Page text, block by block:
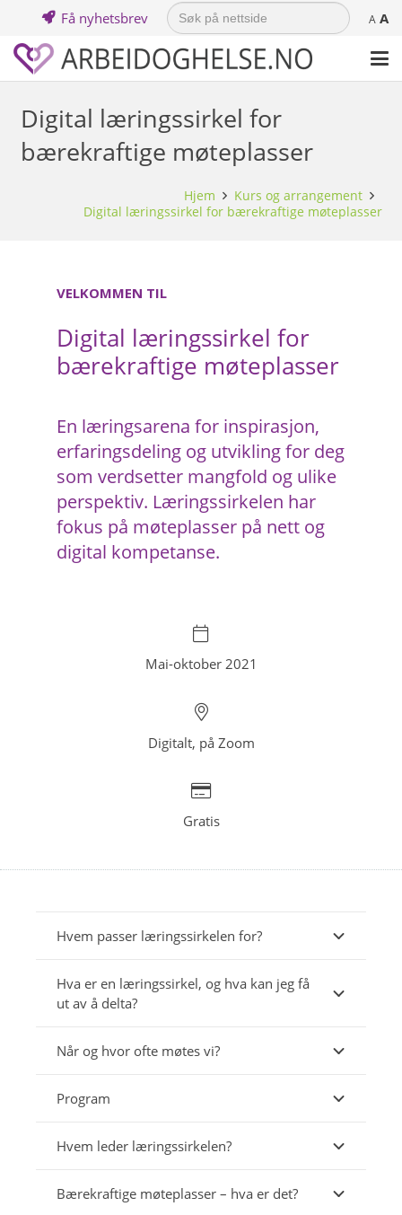
Få nyhetsbrev
Search
for: A A
Digital læringssirkel for
bærekraftige møteplasser
Hjem
Kurs og arrangement
Digital læringssirkel for bærekraftige møteplasser
VELKOMMEN TIL
Digital læringssirkel for
bærekraftige møteplasser
En læringsarena for inspirasjon,
erfaringsdeling og utviklingfor deg
som verdsetter mangfold og ulike
perspektiv. Læringssirkelen har
fokus på møteplasser på nettog
digital kompetanse.
Mai-oktober 2021
Digitalt, på Zoom
Gratis
Hvem passer læringssirkelen for?
Hva er en læringssirkel, og hva kan jeg få
ut av å delta?
Når og hvor ofte møtes vi?
Program
Hvem leder læringssirkelen?
Bærekraftige møteplasser – hva er det?